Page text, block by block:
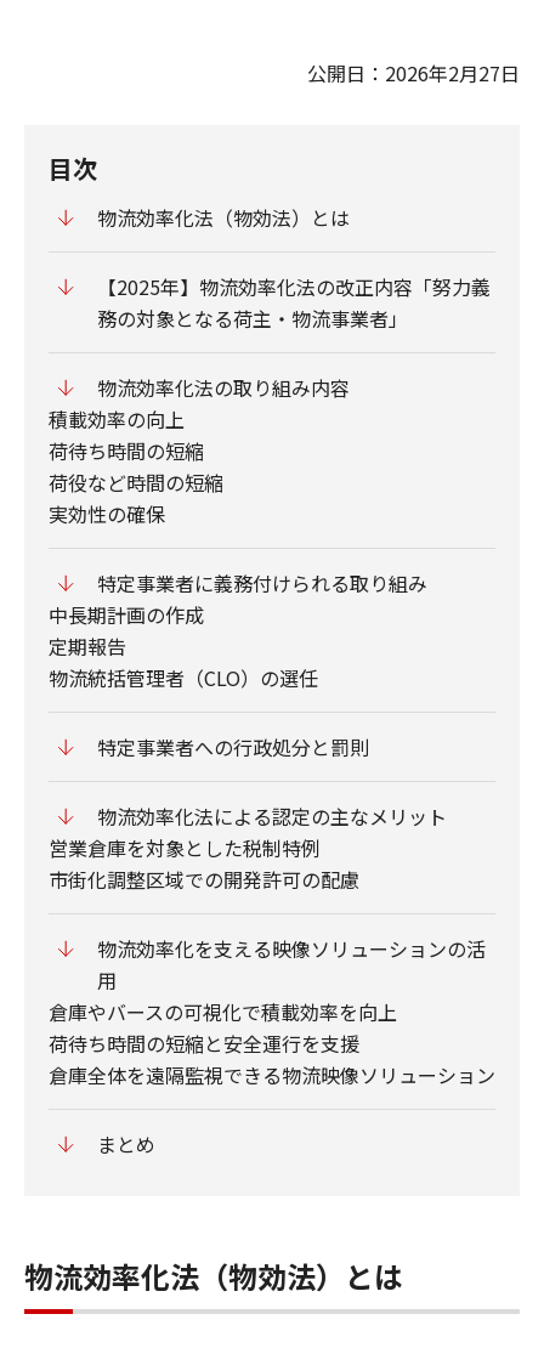
公開日：2026年2月27日
目次
物流効率化法（物効法）とは
【2025年】物流効率化法の改正内容「努力義
務の対象となる荷主・物流事業者」
物流効率化法の取り組み内容
積載効率の向上
荷待ち時間の短縮
荷役など時間の短縮
実効性の確保
特定事業者に義務付けられる取り組み
中長期計画の作成
定期報告
物流統括管理者（CLO）の選任
特定事業者への行政処分と罰則
物流効率化法による認定の主なメリット
営業倉庫を対象とした税制特例
市街化調整区域での開発許可の配慮
物流効率化を支える映像ソリューションの活
用
倉庫やバースの可視化で積載効率を向上
荷待ち時間の短縮と安全運行を支援
倉庫全体を遠隔監視できる物流映像ソリューション
まとめ
物流効率化法（物効法）とは